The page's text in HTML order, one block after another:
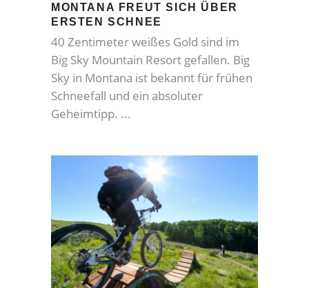
MONTANA FREUT SICH ÜBER
ERSTEN SCHNEE
40 Zentimeter weißes Gold sind im
Big Sky Mountain Resort gefallen. Big
Sky in Montana ist bekannt für frühen
Schneefall und ein absoluter
Geheimtipp.